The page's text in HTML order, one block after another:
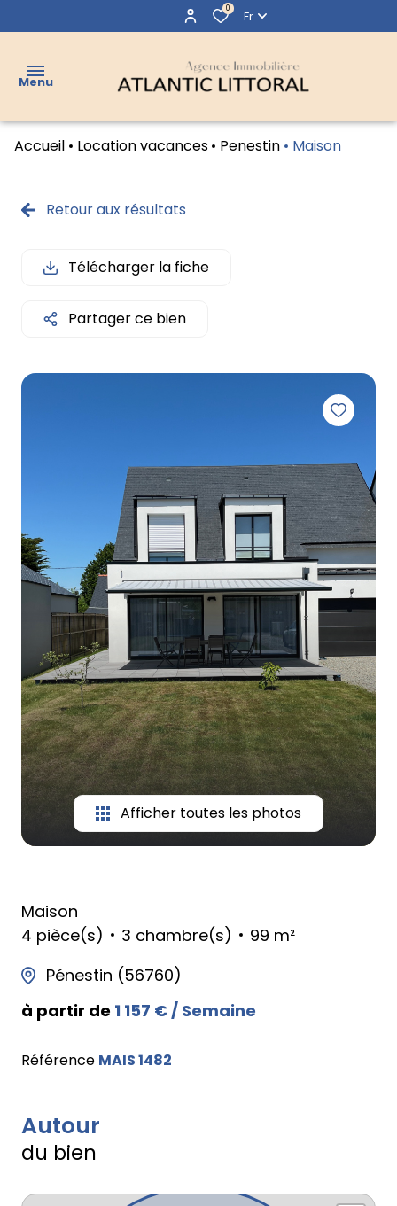
0
Fr
Menu
LOCATIONS
VACANCES
CONTACT
Accueil Location vacances Penestin Maison
Retour aux résultats
Télécharger la fiche
Partager ce bien
Afficher toutes les photos
Maison
4 pièce(s)
3 chambre(s)
99 m²
Pénestin (56760)
à partir de 1 157 € / Semaine
Référence MAIS 1482
Autour
du bien